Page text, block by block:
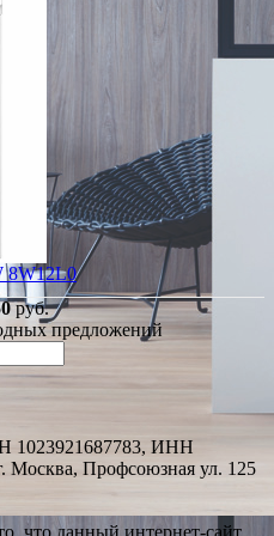
8W12L0
руб.
предложений
1023921687783, ИНН
Москва, Профсоюзная ул. 125
что данный интернет-сайт